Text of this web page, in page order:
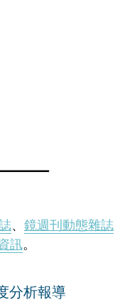
、 鏡週刊動態雜誌
訊。
分析報導